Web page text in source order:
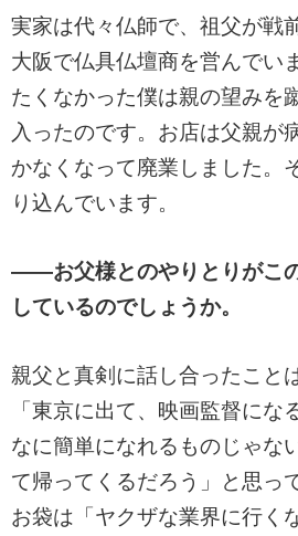
実家は代々仏師で、祖父が戦
大阪で仏具仏壇商を営んでい
たくなかった僕は親の望みを
入ったのです。お店は父親が
かなくなって廃業しました。
り込んでいます。
――お父様とのやりとりがこ
しているのでしょうか。
親父と真剣に話し合ったこと
「東京に出て、映画監督にな
なに簡単になれるものじゃな
て帰ってくるだろう」と思っ
お袋は「ヤクザな業界に行く